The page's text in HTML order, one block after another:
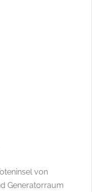
von
Generatorraum